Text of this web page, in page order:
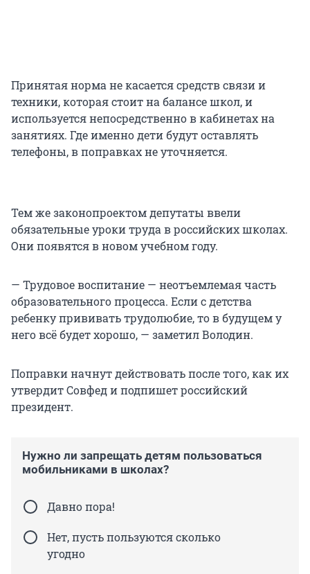
Принятая норма не касается средств связи и
техники, которая стоит на балансе школ, и
используется непосредственно в кабинетах на
занятиях. Где именно дети будут оставлять
телефоны, в поправках не уточняется.
Тем же законопроектом депутаты ввели
обязательные уроки труда в российских школах.
Они появятся в новом учебном году.
— Трудовое воспитание — неотъемлемая часть
образовательного процесса. Если с детства
ребенку прививать трудолюбие, то в будущем у
него всё будет хорошо, — заметил Володин.
Поправки начнут действовать после того, как их
утвердит Совфед и подпишет российский
президент.
Нужно ли запрещать детям пользоваться
мобильниками в школах?
Давно пора!
Нет, пусть пользуются сколько
угодно